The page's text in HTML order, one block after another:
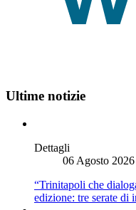
Ultime notizie
Dettagli
06 Agosto 2026
“Trinitapoli che
edizione: tre serate di